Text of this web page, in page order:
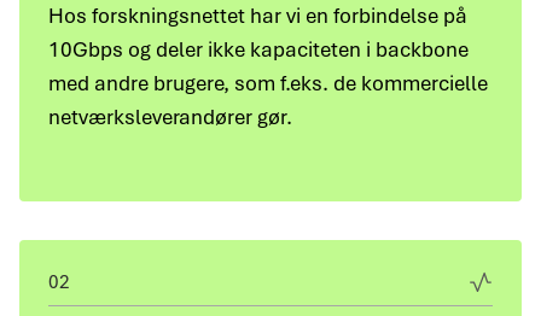
Hos forskningsnettet har vi en forbindelse på
10Gbps og deler ikke kapaciteten i backbone
med andre brugere, som f.eks. de kommercielle
netværksleverandører gør.
02